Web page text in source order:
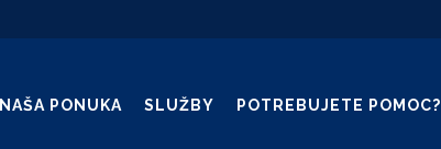
NAŠA PONUKA SLUŽBY POTREBUJETE POMOC?